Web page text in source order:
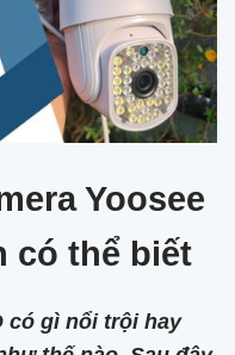
Yoosee
có thể biết
có gì nổi trội hay